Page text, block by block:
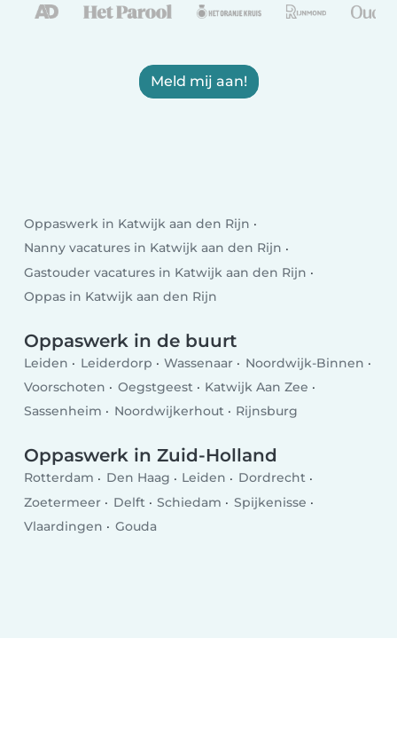
Meld mij aan!
Oppaswerk in Katwijk aan den Rijn
Nanny vacatures in Katwijk aan den Rijn
Gastouder vacatures in Katwijk aan den Rijn
Oppas in Katwijk aan den Rijn
Oppaswerk in de buurt
Leiden Leiderdorp Wassenaar
Noordwijk-Binnen
Voorschoten
Oegstgeest
Katwijk Aan Zee
Sassenheim
Noordwijkerhout Rijnsburg
Oppaswerk in Zuid-Holland
Rotterdam Den Haag Leiden
Dordrecht
Zoetermeer
Delft Schiedam
Spijkenisse
Vlaardingen
Gouda